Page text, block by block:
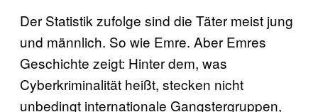
Der Statistik zufolge sind die Täter meist jung
und männlich. So wie Emre. Aber Emres
Geschichte zeigt: Hinter dem, was
Cyberkriminalität heißt, stecken nicht
unbedingt internationale Gangstergruppen,